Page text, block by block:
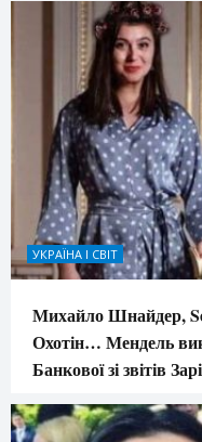
УКРАЇНА І СВІТ
Михайло Шнайдер,
Охотін… Мендель
Банкової зі звітів